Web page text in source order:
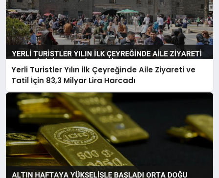
Yerli Turistler Yılın İlk Çeyreğinde Aile Ziyareti ve
Tatil İçin 83,3 Milyar Lira Harcadı